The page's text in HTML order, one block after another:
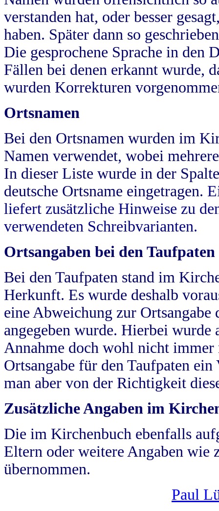
verstanden hat, oder besser
haben. Später dann so
Die gesprochene Sprache in
Fällen bei denen erkannt wurde,
wurden Korrekturen
Ortsnamen
Bei den Ortsnamen wurden im
Namen verwendet, wobei
In dieser Liste wurde in der
deutsche Ortsname eingetragen.
liefert zusätzliche Hinweise zu
verwendeten Schreibvarianten.
Ortsangaben bei den Taufpaten
Bei den Taufpaten stand im
Herkunft. Es wurde deshalb
eine Abweichung zur
angegeben wurde. Hierbei wurde
Annahme doch wohl nicht
Ortsangabe für den Taufpaten
man aber von der Richtigkeit
Zusätzliche Angaben im
Die im Kirchenbuch ebenfalls
Eltern oder weitere Angaben wie
übernommen.
Paul